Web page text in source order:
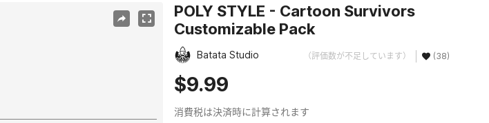
POLY STYLE - Cartoon Survivors
Customizable Pack
Batata Studio （評価数が不足しています） (38)
$9.99
消費税は決済時に計算されます